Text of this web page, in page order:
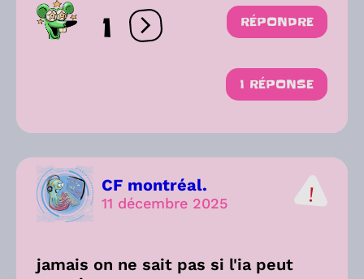
1 Ouvrir les réactions
RÉPONDRE
1 RÉPONSE
CF montréal.
11 décembre 2025
jamais on ne sait pas si l'ia peut